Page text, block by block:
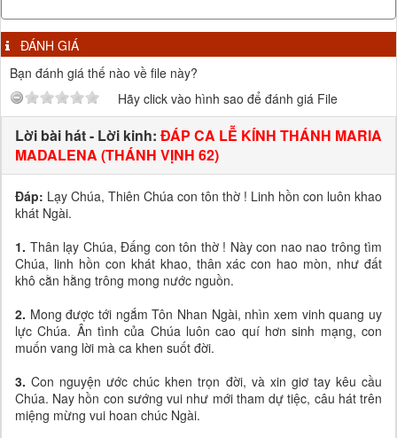
ĐÁNH GIÁ
Bạn đánh giá thế nào về file này?
Hãy click vào hình sao để đánh giá File
Lời bài hát - Lời kinh: ĐÁP CA LỄ KÍNH THÁNH MARIA
MADALENA (THÁNH VỊNH 62)
Đáp: Lạy Chúa, Thiên Chúa con tôn thờ ! Linh hồn con luôn khao
khát Ngài.
1. Thân lạy Chúa, Đấng con tôn thờ ! Này con nao nao trông tìm
Chúa, linh hồn con khát khao, thân xác con hao mòn, như đất
khô cằn hằng trông mong nước nguồn.
2. Mong được tới ngắm Tôn Nhan Ngài, nhìn xem vinh quang uy
lực Chúa. Ân tình của Chúa luôn cao quí hơn sinh mạng, con
muốn vang lời mà ca khen suốt đời.
3.Con nguyện ước chúc khen trọn đời, và xin giơ tay kêu cầu
Chúa. Nay hồn con sướng vui như mới tham dự tiệc, câu hát trên
miệng mừng vui hoan chúc Ngài.